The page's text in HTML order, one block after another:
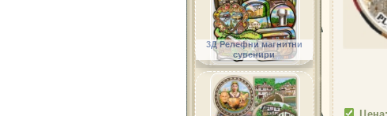
3Д Релефни магнитни
сувенири